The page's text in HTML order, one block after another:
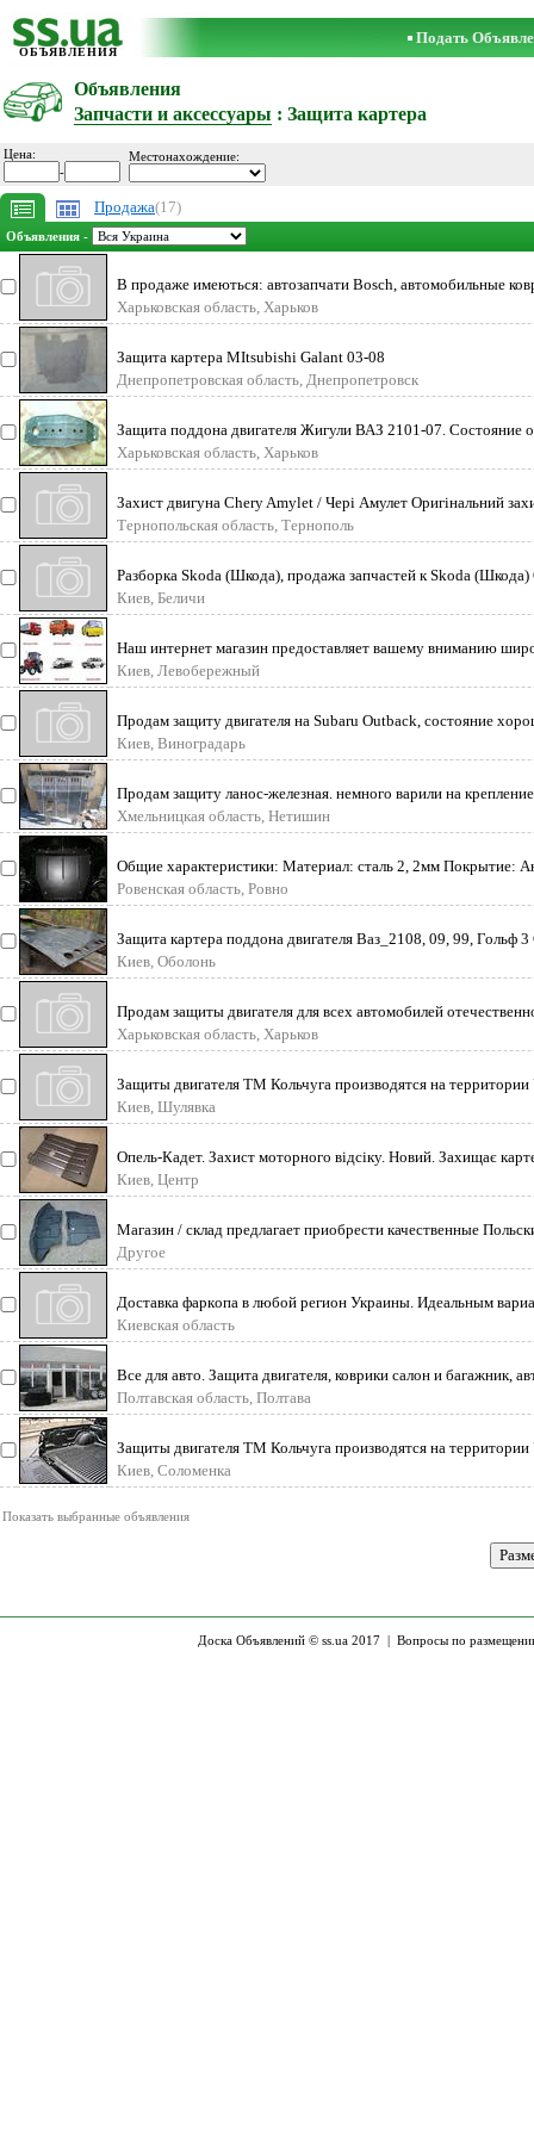
ОБЪЯВЛЕНИЯ
Подать
Объявления
Запчасти и аксессуары : Защита картера
Цена:
-
Местонахождение:
Продажа(17)
Объявления -
В продаже имеються: автозапчати Bosch, автомобильные
Харьковская область, Харьков
Защита картера MItsubishi Galant 03-08
Днепропетровская область, Днепропетровск
Защита поддона двигателя Жигули ВАЗ 2101-07. Состояние
Харьковская область, Харьков
Захист двигуна Chery Amylet / Чері Амулет Оригінальний
Тернопольская область, Тернополь
Разборка Skoda (Шкода), продажа запчастей к Skoda
Киев, Беличи
Наш интернет магазин предоставляет вашему вниманию
Киев, Левобережный
Продам защиту двигателя на Subaru Outback, состояние
Киев, Виноградарь
Продам защиту ланос-железная. немного варили на
Хмельницкая область, Нетишин
Общие характеристики: Материал: сталь 2, 2мм Покрытие:
Ровенская область, Ровно
Защита картера поддона двигателя Ваз_2108, 09, 99, Гольф
Киев, Оболонь
Продам защиты двигателя для всех автомобилей
Харьковская область, Харьков
Защиты двигателя ТМ Кольчуга производятся на
Киев, Шулявка
Опель-Кадет. Захист моторного відсіку. Новий. Захищає
Киев, Центр
Магазин / склад предлагает приобрести качественные
Другое
Дoставка фapкoпa в любой регион Укрaины. Идeaльным
Киевская область
Все для авто. Защита двигателя, коврики салон и багажник,
Полтавская область, Полтава
Защиты двигателя ТМ Кольчуга производятся на
Киев, Соломенка
Показать выбранные объявления
Доска Объявлений © ss.ua 2017 | Вопросы по